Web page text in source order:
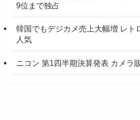
9位まで独占
韓国でもデジカメ売上大幅増 レト
人気
ニコン 第1四半期決算発表 カメラ